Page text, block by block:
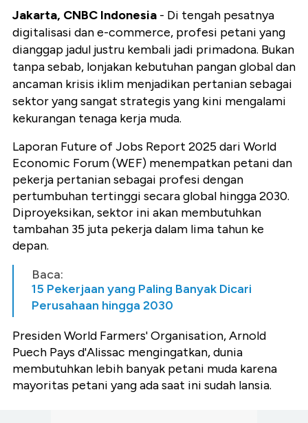
Jakarta, CNBC Indonesia - Di tengah pesatnya
digitalisasi dan e-commerce, profesi petani yang
dianggap jadul justru kembali jadi primadona. Bukan
tanpa sebab, lonjakan kebutuhan pangan global dan
ancaman krisis iklim menjadikan pertanian sebagai
sektor yang sangat strategis yang kini mengalami
kekurangan tenaga kerja muda.
Laporan Future of Jobs Report 2025 dari World
Economic Forum (WEF) menempatkan petani dan
pekerja pertanian sebagai profesi dengan
pertumbuhan tertinggi secara global hingga 2030.
Diproyeksikan, sektor ini akan membutuhkan
tambahan 35 juta pekerja dalam lima tahun ke
depan.
Baca:
15 Pekerjaan yang Paling Banyak Dicari
Perusahaan hingga 2030
Presiden World Farmers' Organisation, Arnold
Puech Pays d'Alissac mengingatkan, dunia
membutuhkan lebih banyak petani muda karena
mayoritas petani yang ada saat ini sudah lansia.